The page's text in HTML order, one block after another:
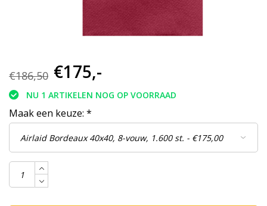
€186,50 €175,-
NU 1 ARTIKELEN NOG OP VOORRAAD
Maak een keuze: *